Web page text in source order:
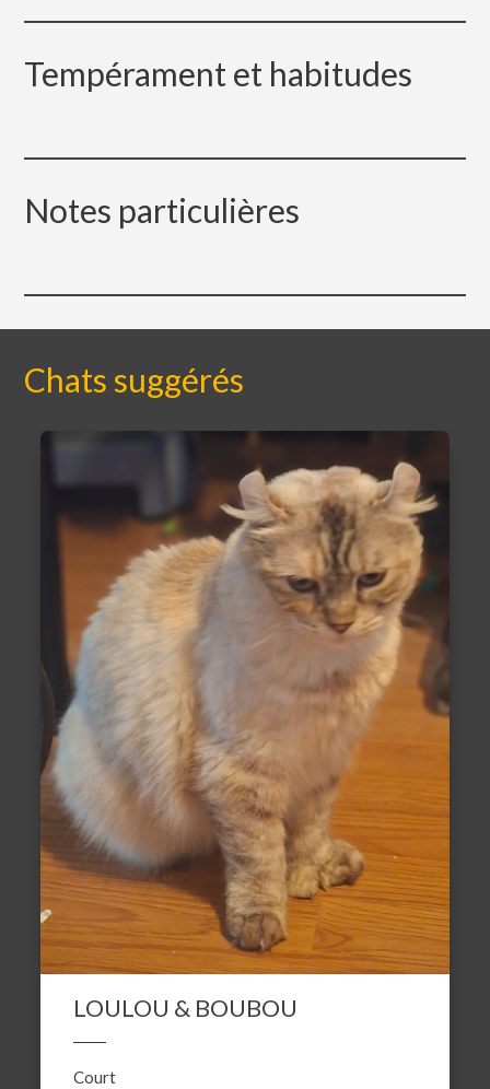
Tempérament et habitudes
Notes particulières
Chats suggérés
LOULOU & BOUBOU
Court